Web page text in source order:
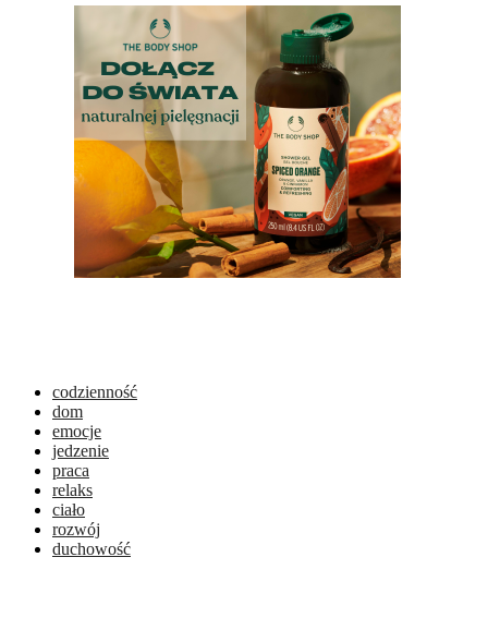
codzienność
dom
emocje
jedzenie
praca
relaks
ciało
rozwój
duchowość